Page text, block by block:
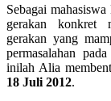
Sebagai
gerakan konkret
gerakan yang
permasalahan
inilah Alia
18 Juli 2012.